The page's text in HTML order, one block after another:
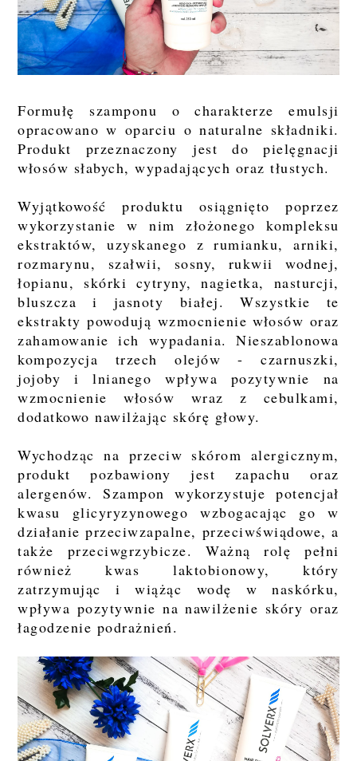
Formułę szamponu o charakterze emulsji
opracowano w oparciu o naturalne składniki.
Produkt przeznaczony jest do pielęgnacji
włosów słabych, wypadających oraz tłustych.
Wyjątkowość produktu osiągnięto poprzez
wykorzystanie w nim złożonego kompleksu
ekstraktów, uzyskanego z rumianku, arniki,
rozmarynu, szałwii, sosny, rukwii wodnej,
łopianu, skórki cytryny, nagietka, nasturcji,
bluszcza i jasnoty białej. Wszystkie te
ekstrakty powodują wzmocnienie włosów oraz
zahamowanie ich wypadania. Nieszablonowa
kompozycja trzech olejów - czarnuszki,
jojoby i lnianego wpływa pozytywnie na
wzmocnienie włosów wraz z cebulkami,
dodatkowo nawilżając skórę głowy.
Wychodząc na przeciw skórom alergicznym,
produkt pozbawiony jest zapachu oraz
alergenów. Szampon wykorzystuje potencjał
kwasu glicyryzynowego wzbogacając go w
działanie przeciwzapalne, przeciwświądowe, a
także przeciwgrzybicze. Ważną rolę pełni
również kwas laktobionowy, który
zatrzymując i wiążąc wodę w naskórku,
wpływa pozytywnie na nawilżenie skóry oraz
łagodzenie podrażnień.